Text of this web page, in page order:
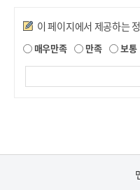
만족도조사
이 페이지에서 제공하는
매우만족 만족 보통